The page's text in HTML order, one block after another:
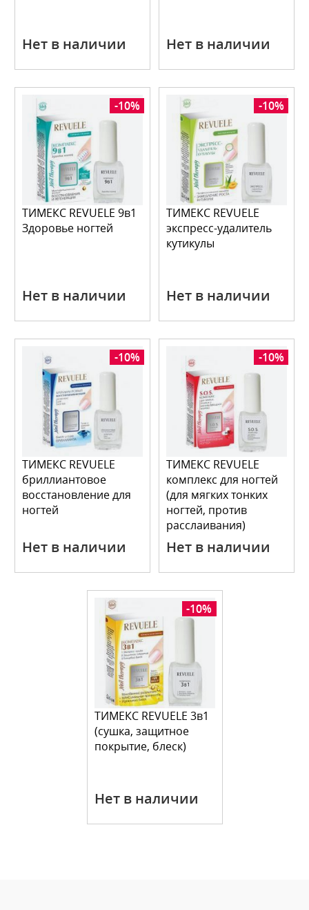
Нет в наличии Нет в наличии
-10%
ТИМЕКС REVUELE 9в1
Здоровье ногтей
Нет в наличии
-10%
ТИМЕКС REVUELE
экспресс-удалитель
кутикулы
Нет в наличии
-10%
ТИМЕКС REVUELE
бриллиантовое
восстановление для
ногтей
Нет в наличии
-10%
ТИМЕКС REVUELE
комплекс для ногтей
(для мягких тонких
ногтей, против
расслаивания)
Нет в наличии
-10%
ТИМЕКС REVUELE 3в1
(сушка, защитное
покрытие, блеск)
Нет в наличии